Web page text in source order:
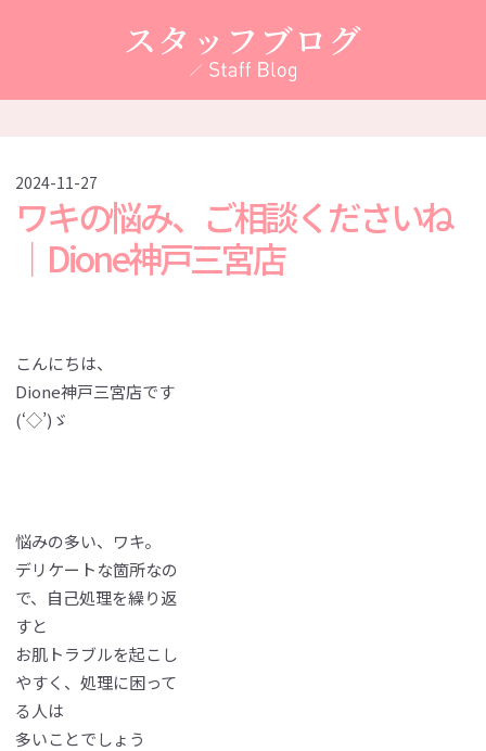
スタッフブログ
2024-11-27
ワキの悩み、ご相談くださいね
｜Dione神戸三宮店
こんにちは、
Dione神戸三宮店です
(‘◇’)ゞ
悩みの多い、ワキ。
デリケートな箇所なの
で、自己処理を繰り返
すと
お肌トラブルを起こし
やすく、処理に困って
る人は
多いことでしょう